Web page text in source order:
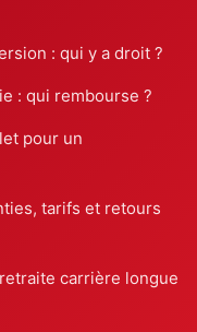
: qui y a droit ?
: qui rembourse ?
pour un
tarifs et retours
carrière longue